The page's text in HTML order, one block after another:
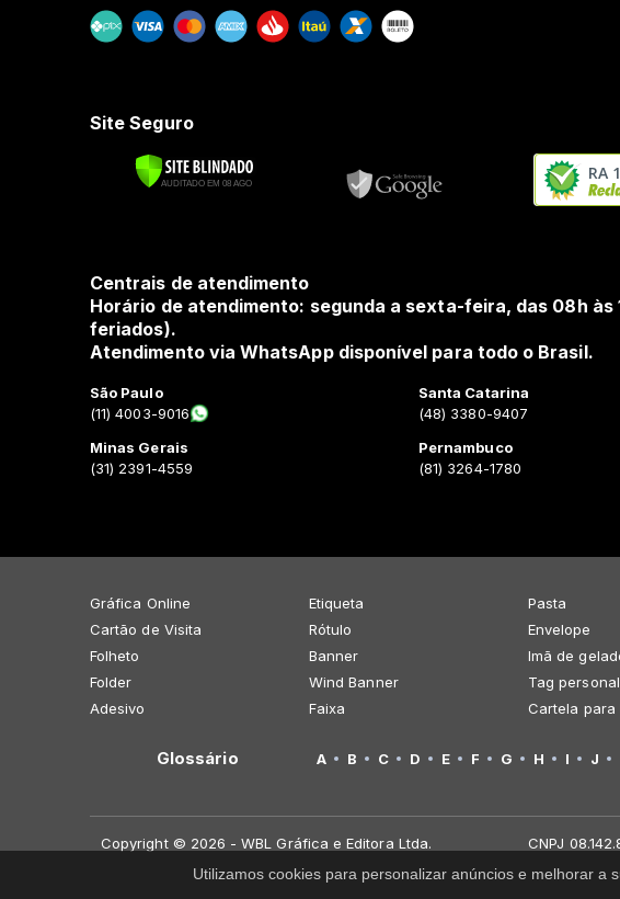
Site Seguro
RA
Centrais de atendimento
Horário de atendimento: segunda a sexta-feira, das 08h às
feriados).
Atendimento via WhatsApp disponível para todo o Brasil.
São Paulo
(11) 4003-9016
Minas Gerais
(31) 2391-4559
Santa Catarina
(48) 3380-9407
Pernambuco
(81) 3264-1780
Gráfica Online
Cartão de Visita
Folheto
Folder
Adesivo
Etiqueta
Rótulo
Banner
Wind Banner
Faixa
Pasta
Envelope
Imã de
Tag
Cartela para
Glossário A B C D E F G H I J
Copyright © 2026 - WBL Gráfica e Editora Ltda.
CNPJ
Utilizamos cookies para personalizar anúncios e melhorar a